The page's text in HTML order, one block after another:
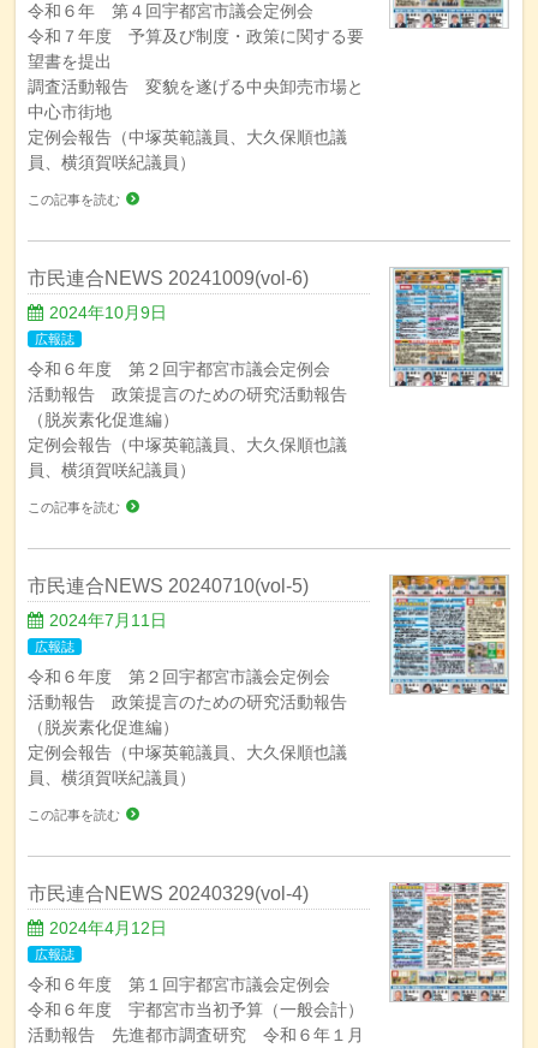
令和６年 第４回宇都宮市議会定例会
令和７年度 予算及び制度・政策に関する要
望書を提出
調査活動報告 変貌を遂げる中央卸売市場と
中心市街地
定例会報告（中塚英範議員、大久保順也議
員、横須賀咲紀議員）
この記事を読む
市民連合NEWS 20241009(vol-6)
2024年10月9日
広報誌
令和６年度 第２回宇都宮市議会定例会
活動報告 政策提言のための研究活動報告
（脱炭素化促進編）
定例会報告（中塚英範議員、大久保順也議
員、横須賀咲紀議員）
この記事を読む
市民連合NEWS 20240710(vol-5)
2024年7月11日
広報誌
令和６年度 第２回宇都宮市議会定例会
活動報告 政策提言のための研究活動報告
（脱炭素化促進編）
定例会報告（中塚英範議員、大久保順也議
員、横須賀咲紀議員）
この記事を読む
市民連合NEWS 20240329(vol-4)
2024年4月12日
広報誌
令和６年度 第１回宇都宮市議会定例会
令和６年度 宇都宮市当初予算（一般会計）
活動報告 先進都市調査研究 令和６年１月